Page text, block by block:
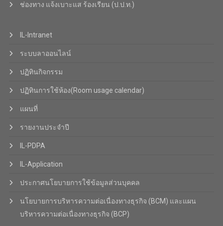
ช่องทาง แจ้งเบาะแส ร้องเรียน (ป.ป.ท.)
IL-Intranet
ระบบลาออนไลน์
ปฏิทินกิจกรรม
ปฏิทินการใช้ห้อง(Room usage calendar)
แผนที่
รายงานประจำปี
IL-PDPA
IL-Application
ประกาศนโยบายการใช้ข้อมูลส่วนบุคคล
นโยบายการบริหารความต่อเนื่องทางธุรกิจ (BCM) และแผน
บริหารความต่อเนื่องทางธุรกิจ (BCP)